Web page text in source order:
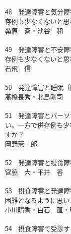
48 発達障害と気分障
存例も少なくないと
桑原 斉・池谷 和
49 発達障害と不安障
存例も少なくないと
石飛 信
50 発達障害と睡眠（
髙橋長秀・北島剛司
51 発達障害とパーソ
い。一方で併存例も
すか？
岡野憲一郎
52 発達障害と摂食障
宮脇 大・平井 香
53 摂食障害と発達障
困難となるように思
小川晴香・白石 直・
54 摂食障害で受診す